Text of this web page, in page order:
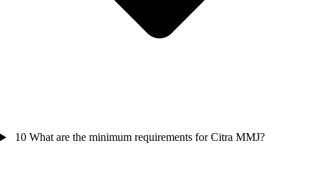
10 What are the minimum requirements for Citra MMJ?